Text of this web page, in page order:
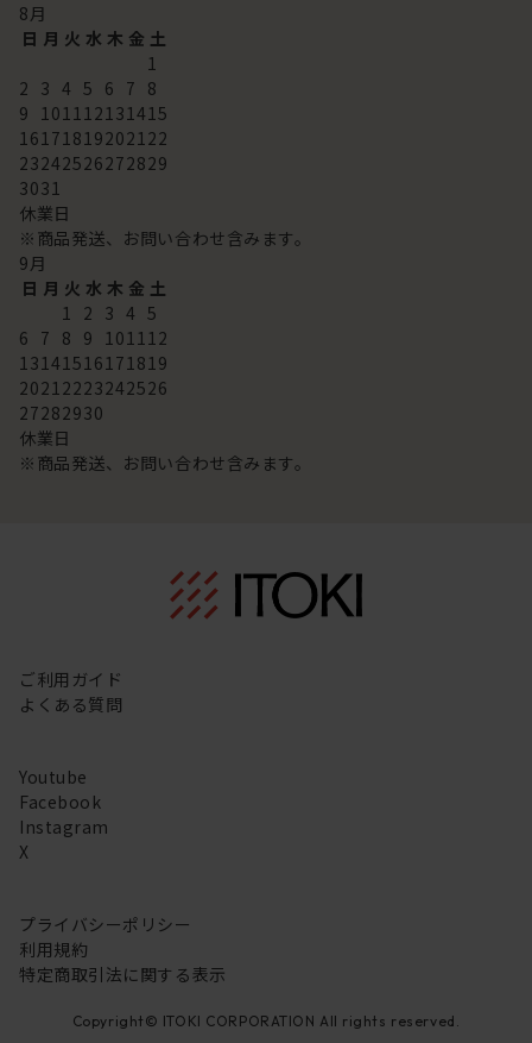
8月
日 月 火 水 木 金 土
1
2 3 4 5 6 7 8
9 101112131415
16171819202122
23242526272829
3031
休業日
※商品発送、お問い合わせ含みます。
9月
日 月 火 水 木 金 土
1 2 3 4 5
6 7 8 9 101112
13141516171819
20212223242526
27282930
休業日
※商品発送、お問い合わせ含みます。
ご利用ガイド
よくある質問
Youtube
Facebook
Instagram
X
プライバシーポリシー
利用規約
特定商取引法に関する表示
Copyright© ITOKI CORPORATION All rights reserved.